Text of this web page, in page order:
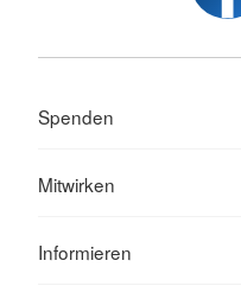
Spenden
Mitwirken
Informieren